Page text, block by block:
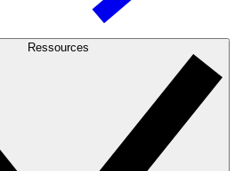
Ressources